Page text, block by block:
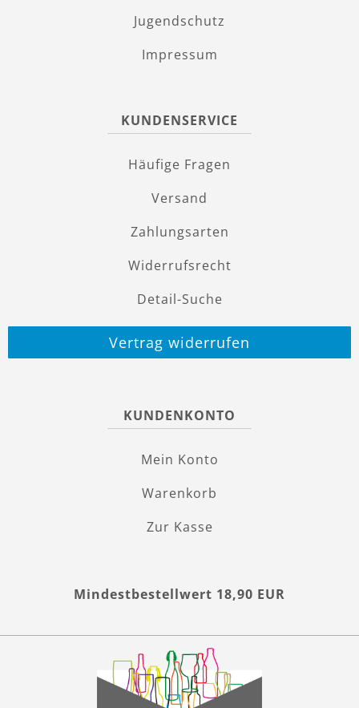
Jugendschutz
Impressum
KUNDENSERVICE
Häufige Fragen
Versand
Zahlungsarten
Widerrufsrecht
Detail-Suche
Vertrag widerrufen
KUNDENKONTO
Mein Konto
Warenkorb
Zur Kasse
Mindestbestellwert 18,90 EUR